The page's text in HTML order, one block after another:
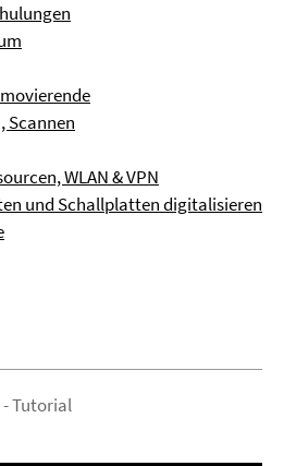
Scannen
WLAN & VPN
und Schallplatten digitalisieren
Tutorial